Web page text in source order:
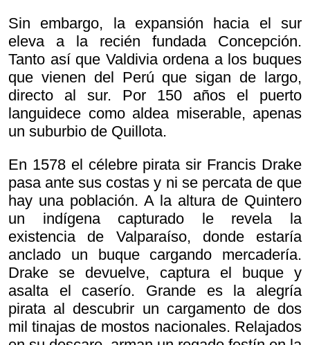
Sin embargo, la expansión hacia el sur
eleva a la recién fundada Concepción.
Tanto así que Valdivia ordena a los buques
que vienen del Perú que sigan de largo,
directo al sur. Por 150 años el puerto
languidece como aldea miserable, apenas
un suburbio de Quillota.
En 1578 el célebre pirata sir Francis Drake
pasa ante sus costas y ni se percata de que
hay una población. A la altura de Quintero
un indígena capturado le revela la
existencia de Valparaíso, donde estaría
anclado un buque cargando mercadería.
Drake se devuelve, captura el buque y
asalta el caserío. Grande es la alegría
pirata al descubrir un cargamento de dos
mil tinajas de mostos nacionales. Relajados